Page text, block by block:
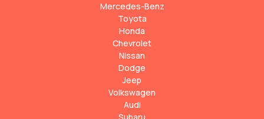
Mercedes-Benz
Toyota
Honda
Chevrolet
Nissan
Dodge
Jeep
Volkswagen
Audi